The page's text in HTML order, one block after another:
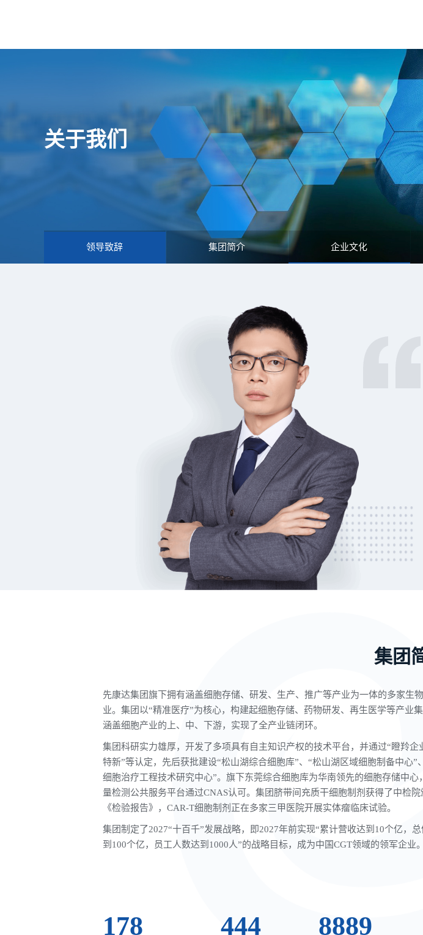
关于我们
领导致辞 集团简介 企业文化
集团
先康达集团旗下拥有涵盖细胞存储、研发、生产、推广等产业为一体的多家生
业。集团以“精准医疗”为核心，构建起细胞存储、药物研发、再生医学等产业
涵盖细胞产业的上、中、下游，实现了全产业链闭环。
集团科研实力雄厚，开发了多项具有自主知识产权的技术平台，并通过“瞪羚企
特新”等认定，先后获批建设“松山湖综合细胞库”、“松山湖区域细胞制备中心”
细胞治疗工程技术研究中心”。旗下东莞综合细胞库为华南领先的细胞存储中心
量检测公共服务平台通过CNAS认可。集团脐带间充质干细胞制剂获得了中检院
《检验报告》，CAR-T细胞制剂正在多家三甲医院开展实体瘤临床试验。
集团制定了2027“十百千”发展战略，即2027年前实现“累计营收达到10个亿，
到100个亿，员工人数达到1000人”的战略目标， 成为中国CGT领域的领军企业。
200 500 10000